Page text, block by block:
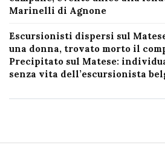
Marinelli di Agnone
Escursionisti dispersi sul
una donna, trovato morto il
Precipitato sul Matese:
senza vita dell’escursionista